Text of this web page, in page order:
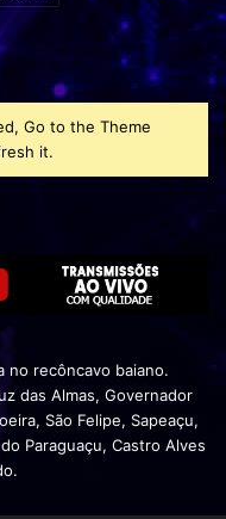
Go to the Theme
it.
no recôncavo baiano.
das Almas, Governador
São Felipe, Sapeaçu,
Paraguaçu, Castro Alves